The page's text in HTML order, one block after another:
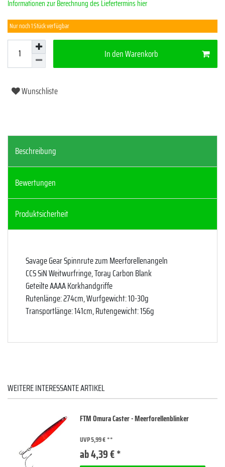
Informationen zur Berechnung des Liefertermins hier
Nur noch 1 Stück verfügbar
In den Warenkorb
Wunschliste
Beschreibung
Bewertungen
Produktsicherheit
Savage Gear Spinnrute zum Meerforellenangeln
CCS SiN Weitwurfringe, Toray Carbon Blank
Geteilte AAAA Korkhandgriffe
Rutenlänge: 274cm, Wurfgewicht: 10-30g
Transportlänge: 141cm, Rutengewicht: 156g
WEITERE INTERESSANTE ARTIKEL
FTM Omura Caster - Meerforellenblinker
UVP 5,99 €
ab 4,39 € *